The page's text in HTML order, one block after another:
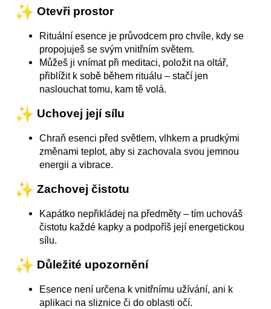
Otevři prostor
Rituální esence je průvodcem pro chvíle, kdy se
propojuješ se svým vnitřním světem.
Můžeš ji vnímat při meditaci, položit na oltář,
přiblížit k sobě během rituálu – stačí jen
naslouchat tomu, kam tě volá.
Uchovej její sílu
Chraň esenci před světlem, vlhkem a prudkými
změnami teplot, aby si zachovala svou jemnou
energii a vibrace.
Zachovej čistotu
Kapátko nepřikládej na předměty – tím uchováš
čistotu každé kapky a podpoříš její energetickou
sílu.
Důležité upozornění
Esence není určena k vnitřnímu užívání, ani k
aplikaci na sliznice či do oblasti očí.